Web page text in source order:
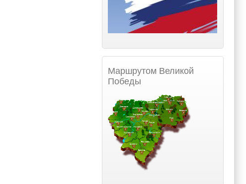
Маршрутом Великой
Победы